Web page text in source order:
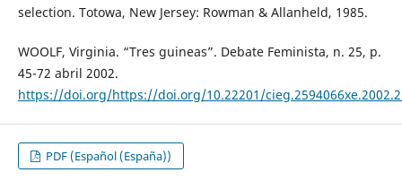
selection. Totowa, New Jersey: Rowman & Allanheld, 1985.
WOOLF, Virginia. “Tres guineas”. Debate Feminista, n. 25, p.
45-72 abril 2002.
https://doi.org/https://doi.org/10.22201/
PDF (Español (España))